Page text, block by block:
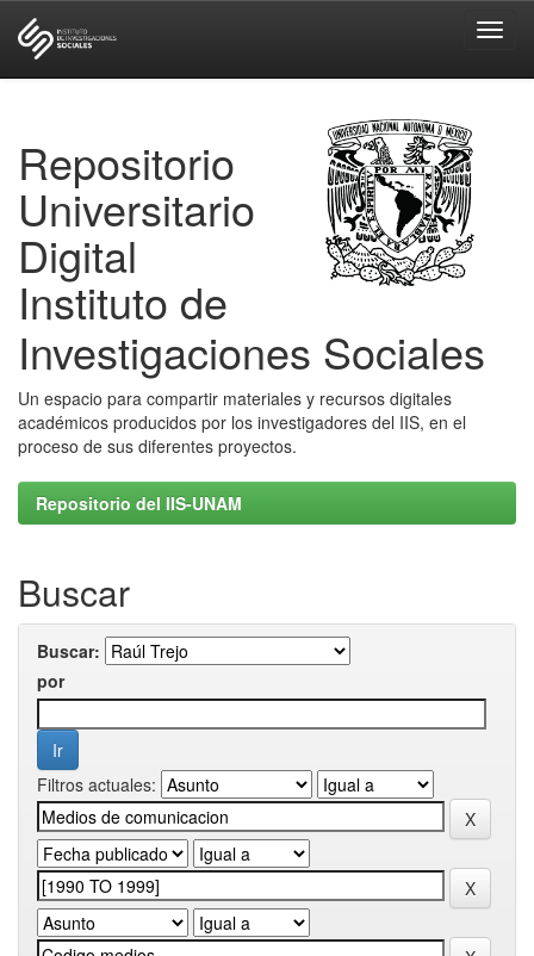
Repositorio
Universitario
Digital
Instituto de
Investigaciones Sociales
Un espacio para compartir materiales y recursos digitales
académicos producidos por los investigadores del IIS, en el
proceso de sus diferentes proyectos.
Repositorio del IIS-UNAM
Buscar
Buscar:
por
Filtros actuales: